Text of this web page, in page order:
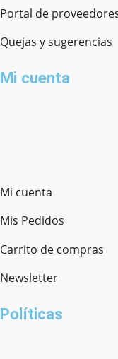
Portal de
Quejas y sugerencias
Mi cuenta
Mi cuenta
Mis Pedidos
Carrito de compras
Newsletter
Políticas